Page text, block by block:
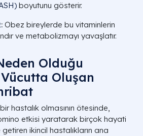
boyutunu gösterir.
: Obez bireylerde bu vitaminlerin
ve metabolizmayı yavaşlatır.
Olduğu
Oluşan
hastalık olmasının ötesinde,
etkisi yaratarak birçok hayati
ikincil hastalıkların ana